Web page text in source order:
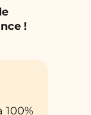
!
100%